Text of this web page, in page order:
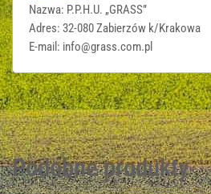
Nazwa: P.P.H.U. „GRASS”
Adres: 32-080 Zabierzów k/Krakowa
E-mail: info@grass.com.pl
Podobne produkty